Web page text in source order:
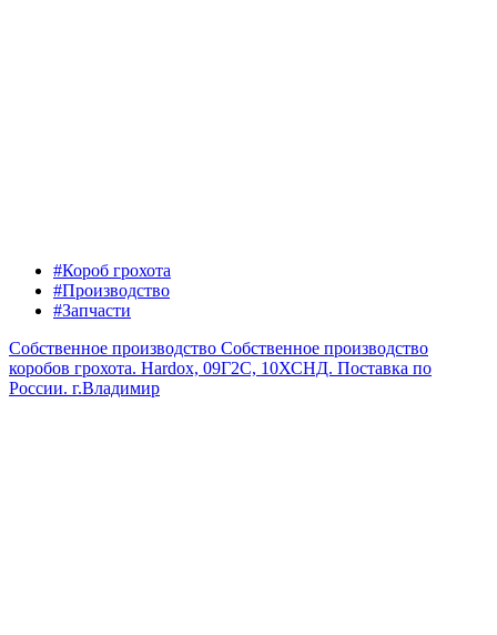
#Короб грохота
#Производство
#Запчасти
Собственное производство Собственное производство
коробов грохота. Hardox, 09Г2С, 10ХСНД. Поставка по
России. г.Владимир